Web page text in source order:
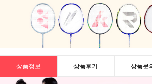
상품정보 상품후기 상품문